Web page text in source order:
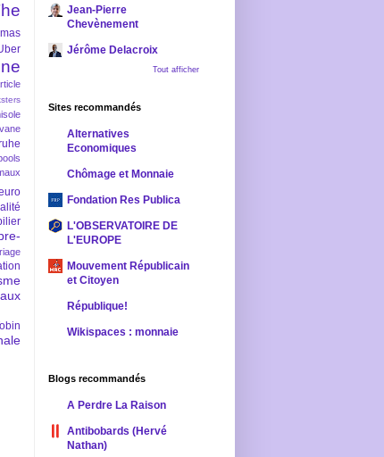
Jean-Pierre
Chevènement
Jérôme Delacroix
Tout afficher
Sites recommandés
Alternatives
Economiques
Chômage et Monnaie
Fondation Res Publica
L'OBSERVATOIRE DE
L'EUROPE
Mouvement Républicain
et Citoyen
République!
Wikispaces : monnaie
Blogs recommandés
A Perdre La Raison
Antibobards (Hervé
Nathan)